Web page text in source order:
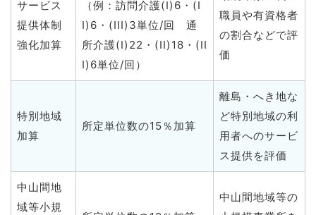
サービス
提供体制
強化加算
（例：訪問介護(I)6・(I
I)6・(III)3単位/回 通
所介護(I)22・(II)18・(II
I)6単位/回）
職員や有資格者
の割合などで評
価
特別地域
加算
所定単位数の15％加算
離島・へき地な
ど特別地域の利
用者へのサービ
ス提供を評価
中山間地
域等小規
中山間地域等の